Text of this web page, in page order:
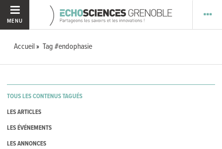
MENU
Accueil Tag #endophasie
TOUS LES CONTENUS TAGUÉS
LES ARTICLES
LES ÉVÉNEMENTS
LES ANNONCES